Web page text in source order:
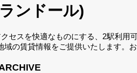
ンドール)
セスを快適なものにする、2駅利
の賃貸情報をご提供いたします。